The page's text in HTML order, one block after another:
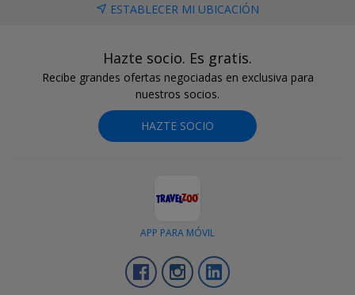
ESTABLECER MI UBICACIÓN
Hazte socio. Es gratis.
Recibe grandes ofertas negociadas en exclusiva para
nuestros socios.
HAZTE SOCIO
APP PARA MÓVIL
FacebookInstagram